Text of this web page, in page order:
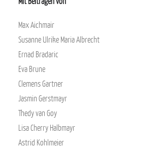
Max Aichmair
Susanne Ulrike Maria Albrecht
Ernad Bradaric
Eva Brune
Clemens Gartner
Jasmin Gerstmayr
Thedy van Goy
Lisa Cherry Halbmayr
Astrid Kohlmeier